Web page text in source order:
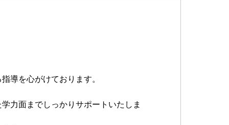
導を心がけております。
力面までしっかりサポートいたしま